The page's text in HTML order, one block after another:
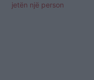
jetën një person